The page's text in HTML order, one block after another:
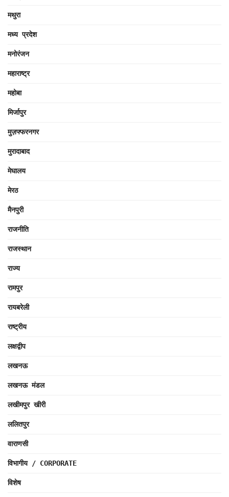
मथुरा
मध्य प्रदेश
मनोरंजन
महाराष्ट्र
महोबा
मिर्जापुर
मुज़फ्फरनगर
मुरादाबाद
मेघालय
मेरठ
मैनपुरी
राजनीति
राजस्थान
राज्य
रामपुर
रायबरेली
राष्ट्रीय
लक्षद्वीप
लखनऊ
लखनऊ मंडल
लखीमपुर खीरी
ललितपुर
वाराणसी
विभागीय / CORPORATE
विशेष